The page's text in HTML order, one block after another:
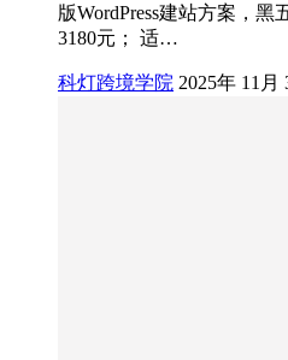
版WordPress建站方案，
3180元； 适…
科灯跨境学院 2025年 11月